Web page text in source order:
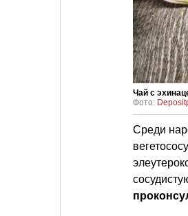
Чай с
Фото:
Среди